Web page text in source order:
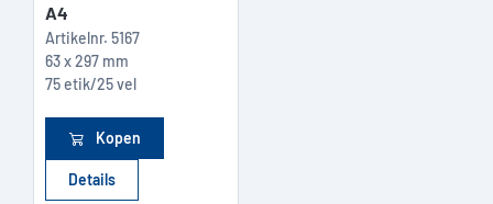
A4
Artikelnr. 5167
63 x 297 mm
75 etik/25 vel
Kopen
Details